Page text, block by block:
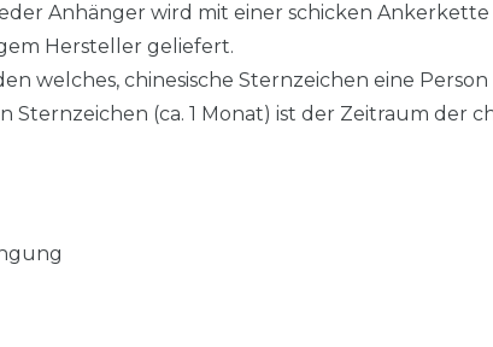
Anhänger wird mit einer schicken
Hersteller geliefert.
welches, chinesische Sternzeichen eine Person
Sternzeichen (ca. 1 Monat) ist der Zeitraum der